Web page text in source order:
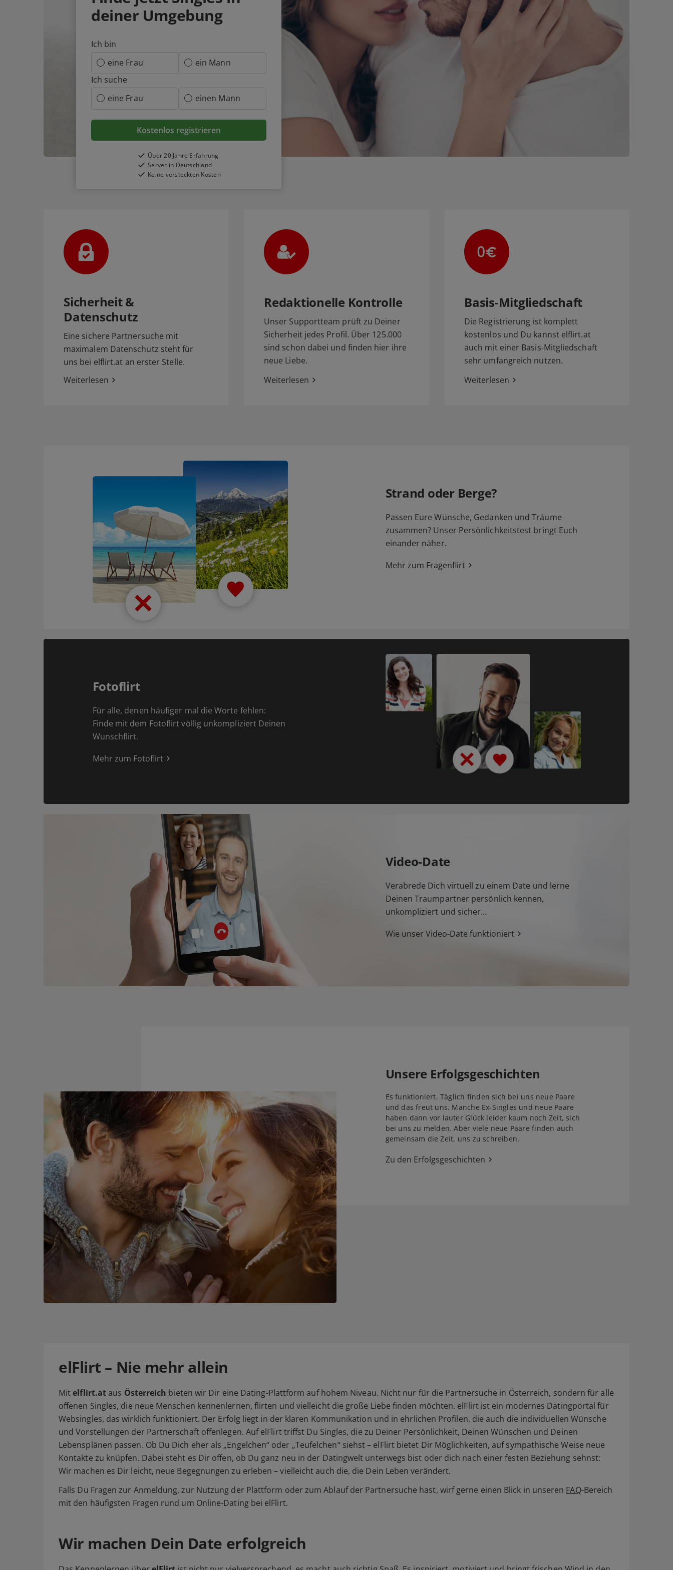
deiner Umgebung
Ich bin
eine Frau
ein Mann
Ich suche
eine Frau
einen Mann
Kostenlos registrieren
Über 20 Jahre Erfahrung
Server in Deutschland
Keine versteckten Kosten
Sicherheit &
Datenschutz
Eine sichere Partnersuche mit
maximalem Datenschutz steht für
uns bei elflirt.at an erster Stelle.
Weiterlesen
Redaktionelle Kontrolle
Unser Supportteam prüft zu Deiner
Sicherheit jedes Profil. Über 125.000
sind schon dabei und finden hier ihre
neue Liebe.
Weiterlesen
Basis-Mitgliedschaft
Die Registrierung ist komplett
kostenlos und Du kannst elflirt.at
auch mit einer Basis-Mitgliedschaft
sehr umfangreich nutzen.
Weiterlesen
Strand oder Berge?
Passen Eure Wünsche, Gedanken und Träume
zusammen? Unser Persönlichkeitstest bringt Euch
einander näher.
Mehr zum Fragenflirt
Fotoflirt
Für alle, denen häufiger mal die Worte fehlen:
Finde mit dem Fotoflirt völlig unkompliziert Deinen
Wunschflirt.
Mehr zum Fotoflirt
Video-Date
Verabrede Dich virtuell zu einem Date und lerne
Deinen Traumpartner persönlich kennen,
unkompliziert und sicher…
Wie unser Video-Date funktioniert
Unsere Erfolgsgeschichten
Es funktioniert. Täglich finden sich bei uns neue Paare
und das freut uns. Manche Ex-Singles und neue Paare
haben dann vor lauter Glück leider kaum noch Zeit, sich
bei uns zu melden. Aber viele neue Paare finden auch
gemeinsam die Zeit, uns zu schreiben.
Zu den Erfolgsgeschichten
elFlirt – Nie mehr allein
Mitelflirt.ataus Österreich bieten wir Dir eine Dating-Plattform auf hohem Niveau. Nicht nur für die Partnersuche in Österreich, sondern für alle
offenen Singles, die neue Menschen kennenlernen, flirten und vielleicht die große Liebe finden möchten. elFlirt ist ein modernes Datingportal für
Websingles, das wirklich funktioniert. Der Erfolg liegt in der klaren Kommunikation und in ehrlichen Profilen, die auch die individuellen Wünsche
und Vorstellungen der Partnerschaft offenlegen. Auf elFlirt triffst Du Singles, die zu Deiner Persönlichkeit, Deinen Wünschen und Deinen
Lebensplänen passen. Ob Du Dich eher als „Engelchen“ oder „Teufelchen“ siehst – elFlirt bietet Dir Möglichkeiten, auf sympathische Weise neue
Kontakte zu knüpfen. Dabei steht es Dir offen, ob Du ganz neu in der Datingwelt unterwegs bist oder dich nach einer festen Beziehung sehnst:
Wir machen es Dir leicht, neue Begegnungen zu erleben – vielleicht auch die, die Dein Leben verändert.
Falls Du Fragen zur Anmeldung, zur Nutzung der Plattform oder zum Ablauf der Partnersuche hast, wirf gerne einen Blick in unseren FAQ-Bereich
mit den häufigsten Fragen rund um Online-Dating bei elFlirt.
Wir machen Dein Date erfolgreich